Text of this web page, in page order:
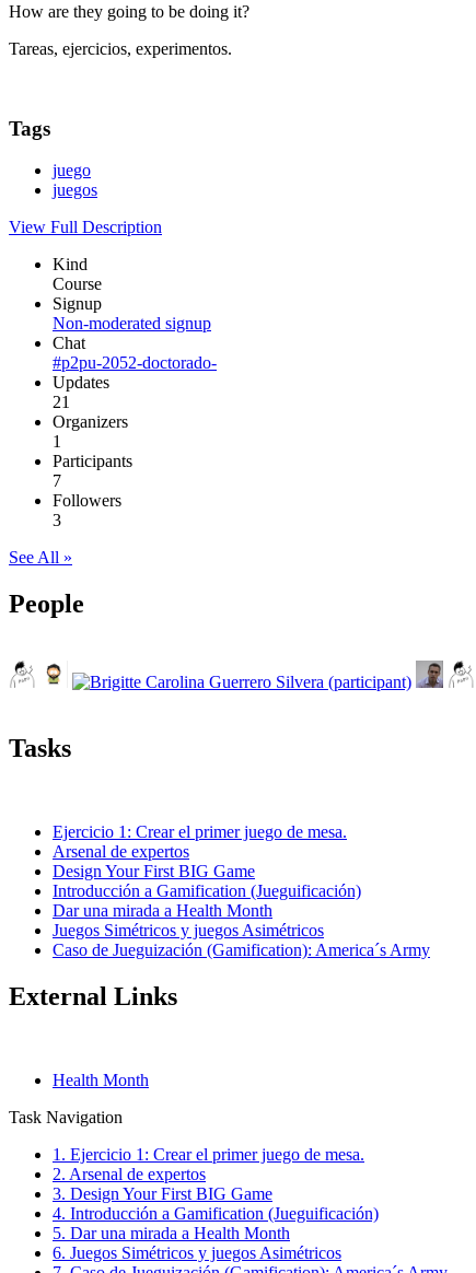
How are they going to be doing it?
Tareas, ejercicios, experimentos.
Tags
juego
juegos
View Full Description
Kind
Course
Signup
Non-moderated signup
Chat
#p2pu-2052-doctorado-
Updates
21
Organizers
1
Participants
7
Followers
3
See All »
People
Tasks
Ejercicio 1: Crear el primer juego de mesa.
Arsenal de expertos
Design Your First BIG Game
Introducción a Gamification (Jueguificación)
Dar una mirada a Health Month
Juegos Simétricos y juegos Asimétricos
Caso de Jueguización (Gamification): America´s Army
External Links
Health Month
Task Navigation
1. Ejercicio 1: Crear el primer juego de mesa.
2. Arsenal de expertos
3. Design Your First BIG Game
4. Introducción a Gamification (Jueguificación)
5. Dar una mirada a Health Month
6. Juegos Simétricos y juegos Asimétricos